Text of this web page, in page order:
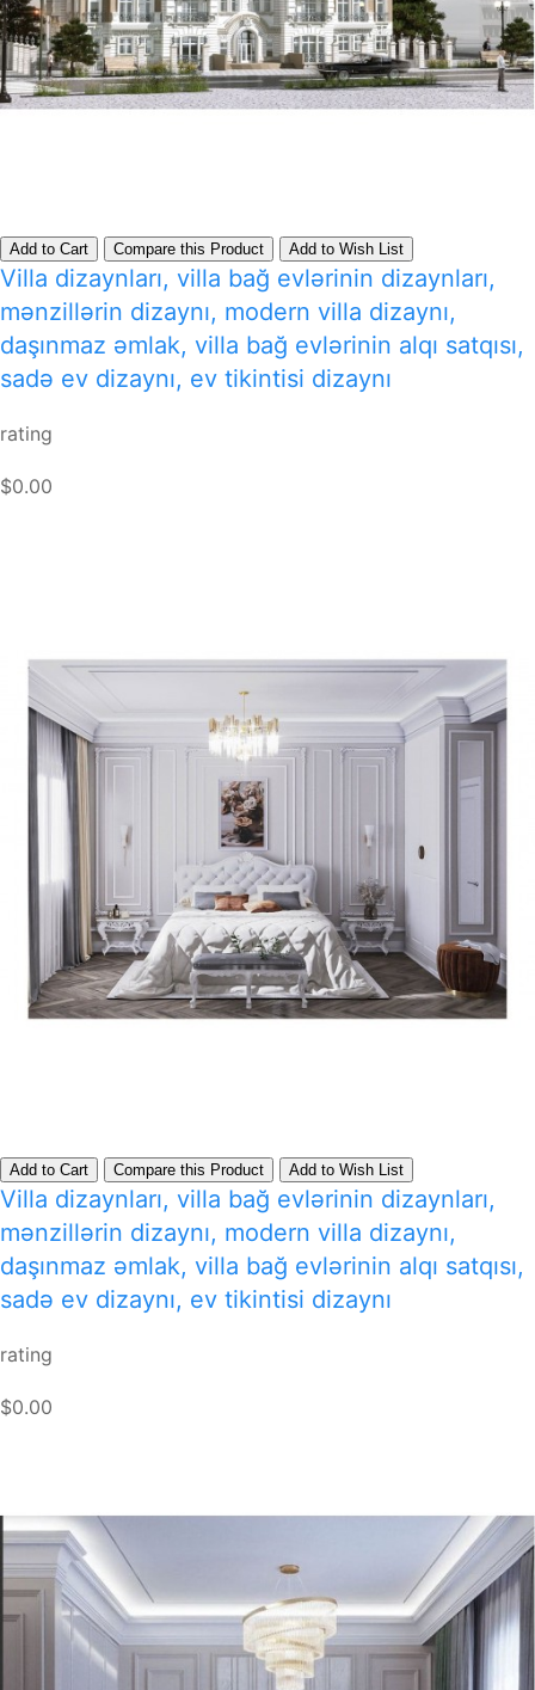
Add to Cart Compare this Product Add to Wish List
Villa dizaynları, villa bağ evlərinin dizaynları,
mənzillərin dizaynı, modern villa dizaynı,
daşınmaz əmlak, villa bağ evlərinin alqı satqısı,
sadə ev dizaynı, ev tikintisi dizaynı
rating
$0.00
Add to Cart Compare this Product Add to Wish List
Villa dizaynları, villa bağ evlərinin dizaynları,
mənzillərin dizaynı, modern villa dizaynı,
daşınmaz əmlak, villa bağ evlərinin alqı satqısı,
sadə ev dizaynı, ev tikintisi dizaynı
rating
$0.00